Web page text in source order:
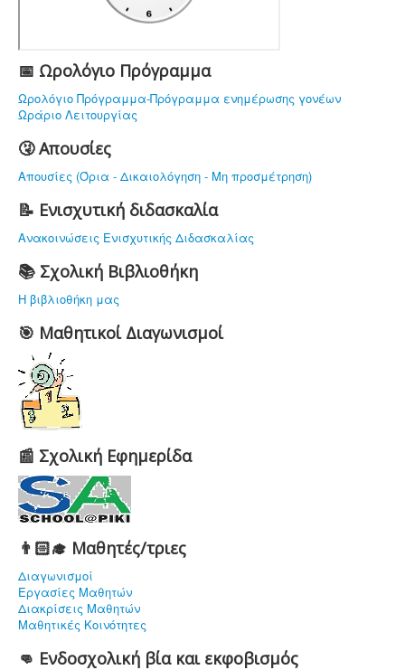
ΔΡΑΣΤΗΡΙΟΤΗΤΕΣ
ΝΟΜΟΘΕΣΙΑ
ΕΠΙΚΟΙΝΩΝΙΑ
📅 Ωρολόγιο Πρόγραμμα
Ωρολόγιο Πρόγραμμα-Πρόγραμμα ενημέρωσης γονέων
Ωράριο Λειτουργίας
🤧 Απουσίες
Απουσίες (Όρια - Δικαιολόγηση - Μη προσμέτρηση)
📝 Ενισχυτική διδασκαλία
Ανακοινώσεις Ενισχυτικής Διδασκαλίας
📚 Σχολική Βιβλιοθήκη
Η βιβλιοθήκη μας
🎯 Μαθητικοί Διαγωνισμοί
📰 Σχολική Εφημερίδα
👨🏻‍🎓 Μαθητές/τριες
Διαγωνισμοί
Εργασίες Μαθητών
Διακρίσεις Μαθητών
Μαθητικές Κοινότητες
👊 Ενδοσχολική βία και εκφοβισμός